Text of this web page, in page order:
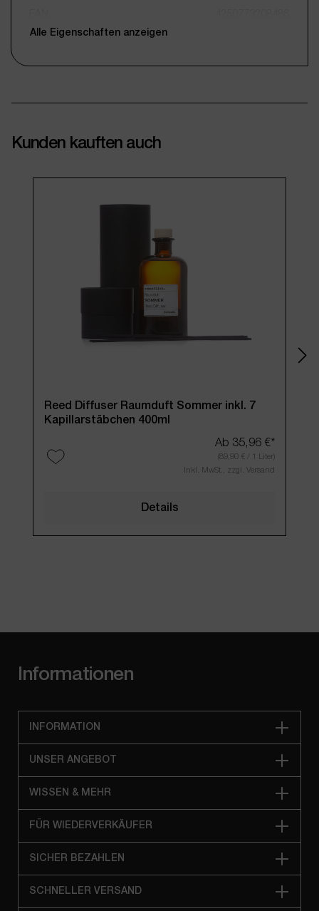
Alle Eigenschaften anzeigen
Kunden kauften auch
Reed Diffuser Raumduft Sommer inkl. 7
Kapillarstäbchen 400ml
Ab 35,96 €*
(89,90 € / 1 Liter)
Inkl. MwSt., zzgl. Versand
Details
Informationen
INFORMATION
UNSER ANGEBOT
WISSEN & MEHR
FÜR WIEDERVERKÄUFER
SICHER BEZAHLEN
SCHNELLER VERSAND